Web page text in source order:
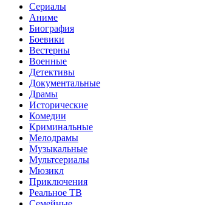
Сериалы
Аниме
Биография
Боевики
Вестерны
Военные
Детективы
Документальные
Драмы
Исторические
Комедии
Криминальные
Мелодрамы
Музыкальные
Мультсериалы
Мюзикл
Приключения
Реальное ТВ